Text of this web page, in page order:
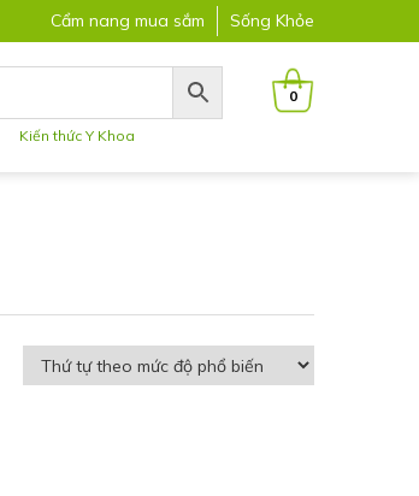
Cẩm nang mua sắm Sống Khỏe
Kiến thức Y Khoa
0